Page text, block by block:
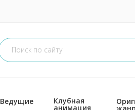
Ведущие Клубная
анимация